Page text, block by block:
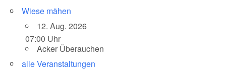
Wiese mähen
12. Aug. 2026
07:00 Uhr
Acker Überauchen
alle Veranstaltungen